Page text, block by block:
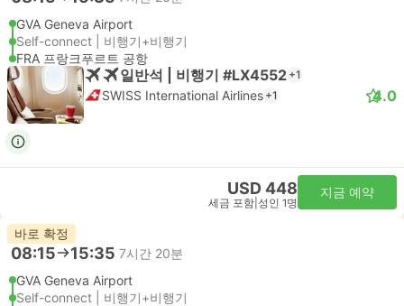
GVA Geneva Airport
Self-connect | 비행기+비행기
FRA 프랑크푸르트 공항
일반석 | 비행기 #LX4552 +1
SWISS International Airlines +1 4.0
USD 448
세금 포함 성인 1명
지금 예약
바로 확정
08:15 15:35 7시간 20분
GVA Geneva Airport
Self-connect | 비행기+비행기